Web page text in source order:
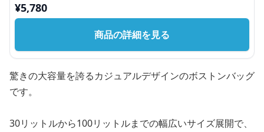
¥5,780
商品の詳細を見る
驚きの大容量を誇るカジュアルデザインのボストンバッグ
です。
30リットルから100リットルまでの幅広いサイズ展開で、